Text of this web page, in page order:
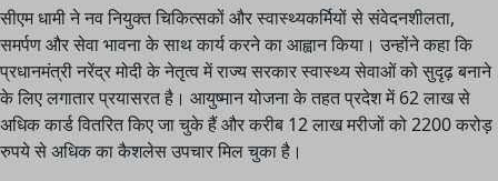
सीएम धामी ने नव नियुक्त चिकित्सकों और स्वास्थ्यकर्मियों से संवेदनशीलता,
समर्पण और सेवा भावना के साथ कार्य करने का आह्वान किया। उन्होंने कहा कि
प्रधानमंत्री नरेंद्र मोदी के नेतृत्व में राज्य सरकार स्वास्थ्य सेवाओं को सुदृढ़ बनाने
के लिए लगातार प्रयासरत है। आयुष्मान योजना के तहत प्रदेश में 62 लाख से
अधिक कार्ड वितरित किए जा चुके हैं और करीब 12 लाख मरीजों को 2200 करोड़
रुपये से अधिक का कैशलेस उपचार मिल चुका है।